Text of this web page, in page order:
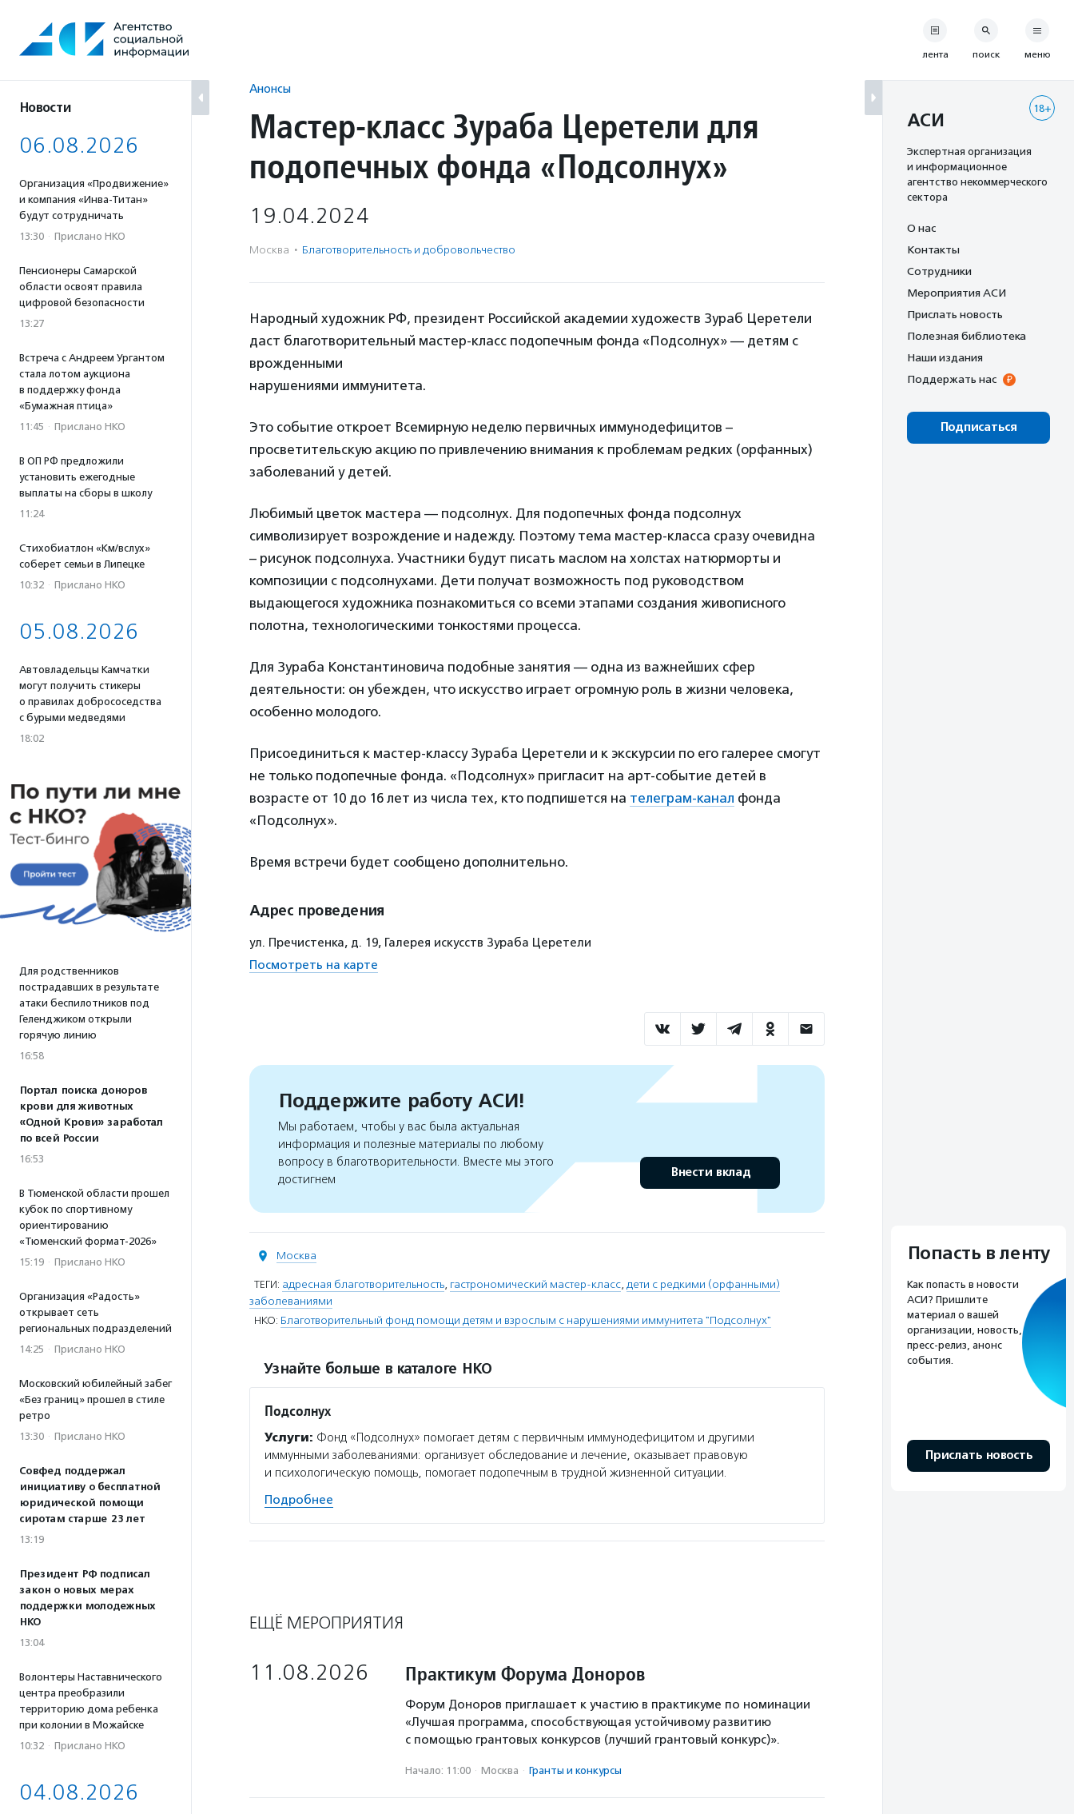
содержанию
Новости
06.08.2026
Организация «Продвижение»
и компания «Инва-Титан»
будут сотрудничать
13:30 · Прислано НКО
Пенсионеры Самарской
области освоят правила
цифровой безопасности
13:27
Встреча с Андреем Ургантом
стала лотом аукциона
в поддержку фонда
«Бумажная птица»
11:45 · Прислано НКО
В ОП РФ предложили
установить ежегодные
выплаты на сборы в школу
11:24
Стихобиатлон «Км/вслух»
соберет семьи в Липецке
10:32 · Прислано НКО
05.08.2026
Автовладельцы Камчатки
могут получить стикеры
о правилах добрососедства
с бурыми медведями
18:02
Для родственников
пострадавших в результате
атаки беспилотников под
Геленджиком открыли
горячую линию
16:58
Портал поиска доноров
крови для животных
«Одной Крови» заработал
по всей России
16:53
В Тюменской области прошел
кубок по спортивному
ориентированию
«Тюменский формат-2026»
15:19 · Прислано НКО
Организация «Радость»
открывает сеть
региональных подразделений
14:25 · Прислано НКО
Московский юбилейный забег
«Без границ» прошел в стиле
ретро
13:30 · Прислано НКО
Совфед поддержал
инициативу о бесплатной
юридической помощи
сиротам старше 23 лет
13:19
Президент РФ подписал
закон о новых мерах
поддержки молодежных
НКО
13:04
Волонтеры Наставнического
центра преобразили
территорию дома ребенка
при колонии в Можайске
10:32 · Прислано НКО
04.08.2026
Анонсы
Мастер-класс Зураба Церетели для
подопечных фонда «Подсолнух»
19.04.2024
Москва · Благотвори­тель­ность и доброволь­чест­во
Народный художник РФ, президент Российской академии художеств Зураб Церетели
даст благотворительный мастер-класс подопечным фонда «Подсолнух» — детям с
врожденными
нарушениями иммунитета.
Это событие откроет Всемирную неделю первичных иммунодефицитов –
просветительскую акцию по привлечению внимания к проблемам редких (орфанных)
заболеваний у детей.
Любимый цветок мастера — подсолнух. Для подопечных фонда подсолнух
символизирует возрождение и надежду. Поэтому тема мастер-класса сразу очевидна
– рисунок подсолнуха. Участники будут писать маслом на холстах натюрморты и
композиции с подсолнухами. Дети получат возможность под руководством
выдающегося художника познакомиться со всеми этапами создания живописного
полотна, технологическими тонкостями процесса.
Для Зураба Константиновича подобные занятия — одна из важнейших сфер
деятельности: он убежден, что искусство играет огромную роль в жизни человека,
особенно молодого.
Присоединиться к мастер-классу Зураба Церетели и к экскурсии по его галерее смогут
не только подопечные фонда. «Подсолнух» пригласит на арт-событие детей в
возрасте от 10 до 16 лет из числа тех, кто подпишется на телеграм-канал фонда
«Подсолнух».
Время встречи будет сообщено дополнительно.
Адрес проведения
ул. Пречистенка, д. 19, Галерея искусств Зураба Церетели
Посмотреть на карте
Поддержите работу АСИ!
Мы работаем, чтобы у вас была актуальная
информация и полезные материалы по любому
вопросу в благотворительности. Вместе мы этого
достигнем
Внести вклад
Москва
ТЕГИ: адресная благотворительность, гастрономический мастер-класс, дети с редкими (орфанными)
заболеваниями
НКО: Благотворительный фонд помощи детям и взрослым с нарушениями иммунитета "Подсолнух"
Узнайте больше в каталоге НКО
Подсолнух
Услуги: Фонд «Подсолнух» помогает детям с первичным иммунодефицитом и другими
иммунными заболеваниями: организует обследование и лечение, оказывает правовую
и психологическую помощь, помогает подопечным в трудной жизненной ситуации.
Подробнее
ЕЩЁ МЕРОПРИЯТИЯ
11.08.2026 Практикум Форума Доноров
Форум Доноров приглашает к участию в практикуме по номинации
«Лучшая программа, способствующая устойчивому развитию
с помощью грантовых конкурсов (лучший грантовый конкурс)».
Начало: 11:00 · Москва · Гранты и конкурсы
лента поиск меню
18+
АСИ
Экспертная организация
и информационное
агентство некоммерческого
сектора
О нас
Контакты
Сотрудники
Мероприятия АСИ
Прислать новость
Полезная библиотека
Наши издания
Поддержать нас
Подписаться
Попасть в ленту
Как попасть в новости
АСИ? Пришлите
материал о вашей
организации, новость,
пресс-релиз, анонс
события.
Прислать новость